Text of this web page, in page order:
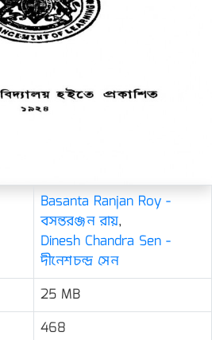
Basanta Ranjan Roy -
বসন্তরঞ্জন রায়,
Dinesh Chandra Sen -
দীনেশচন্দ্র সেন
25 MB
468